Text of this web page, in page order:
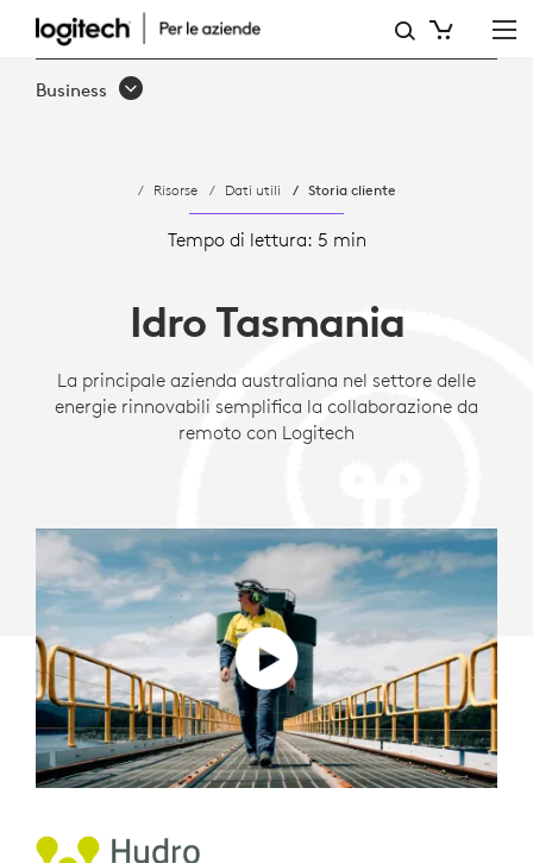
CASE
STUDY:
COLLABORAZIONE
EFFICACE
LOGITECH
Business
Risorse Dati utili Storia cliente
Tempo di lettura: 5 min
Idro Tasmania
La principale azienda australiana nel settore delle
energie rinnovabili semplifica la collaborazione da
remoto con Logitech